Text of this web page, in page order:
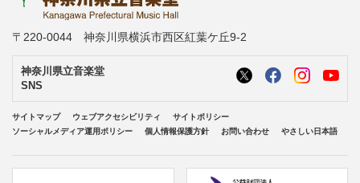
〒220-0044 神奈川県横浜市西区紅葉ケ丘9-2
神奈川県立音楽堂
SNS
サイトマップ ウェブアクセシビリティ
サイトポリシー
ソーシャルメディア運用ポリシー
個人情報保護方針 お問い合わせ やさしい日本語